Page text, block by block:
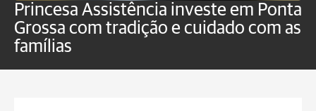
Princesa Assistência investe em Ponta
Grossa com tradição e cuidado com as
famílias